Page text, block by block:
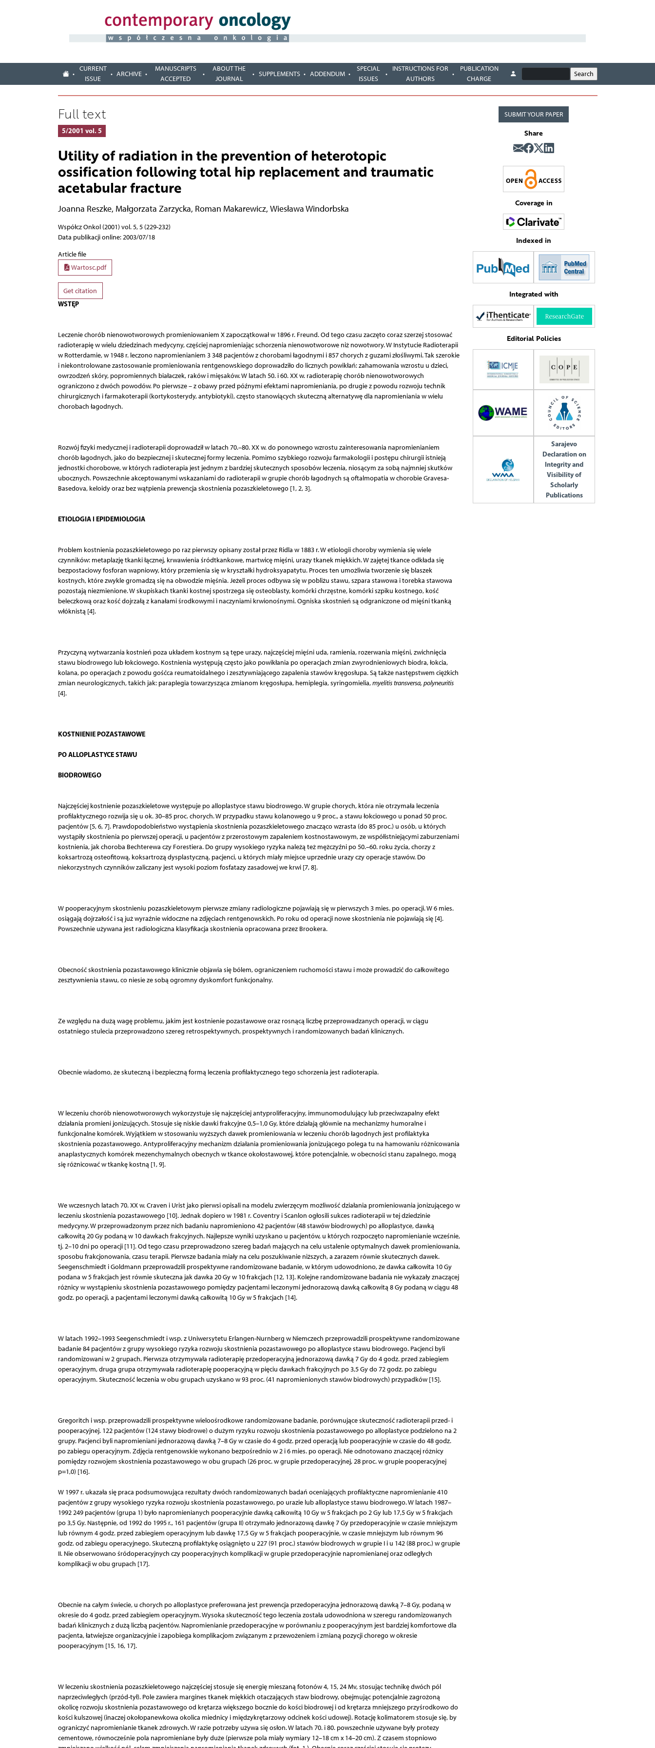
CURRENT
ISSUE
ARCHIVE
MANUSCRIPTS
ACCEPTED
ABOUT THE
JOURNAL
SUPPLEMENTS ADDENDUM
SPECIAL
ISSUES
INSTRUCTIONS FOR
AUTHORS
PUBLICATION
CHARGE
Full text
5/2001 vol. 5
Utility of radiation in the prevention of heterotopic
ossification following total hip replacement and traumatic
acetabular fracture
Joanna Reszke, Małgorzata Zarzycka, Roman Makarewicz, Wiesława Windorbska
Współcz Onkol (2001) vol. 5, 5 (229-232)
Data publikacji online: 2003/07/18
Article file
Wartosc.pdf
Get citation
WSTĘP
Leczenie chorób nienowotworowych promieniowaniem X zapoczątkował w 1896 r. Freund. Od tego czasu zaczęto coraz szerzej stosować
radioterapię w wielu dziedzinach medycyny, częściej napromieniając schorzenia nienowotworowe niż nowotwory. W Instytucie Radioterapii
w Rotterdamie, w 1948 r. leczono napromienianiem 3 348 pacjentów z chorobami łagodnymi i 857 chorych z guzami złośliwymi. Tak szerokie
i niekontrolowane zastosowanie promieniowania rentgenowskiego doprowadziło do licznych powikłań: zahamowania wzrostu u dzieci,
owrzodzeń skóry, popromiennych białaczek, raków i mięsaków. W latach 50. i 60. XX w. radioterapię chorób nienowotworowych
ograniczono z dwóch powodów. Po pierwsze – z obawy przed późnymi efektami napromieniania, po drugie z powodu rozwoju technik
chirurgicznych i farmakoterapii (kortykosterydy, antybiotyki), często stanowiących skuteczną alternatywę dla napromieniania w wielu
chorobach łagodnych.
Rozwój fizyki medycznej i radioterapii doprowadził w latach 70.–80. XX w. do ponownego wzrostu zainteresowania napromienianiem
chorób łagodnych, jako do bezpiecznej i skutecznej formy leczenia. Pomimo szybkiego rozwoju farmakologii i postępu chirurgii istnieją
jednostki chorobowe, w których radioterapia jest jednym z bardziej skutecznych sposobów leczenia, niosącym za sobą najmniej skutków
ubocznych. Powszechnie akceptowanymi wskazaniami do radioterapii w grupie chorób łagodnych są oftalmopatia w chorobie Gravesa-
Basedova, keloidy oraz bez wątpienia prewencja skostnienia pozaszkieletowego [1, 2, 3].
ETIOLOGIA I EPIDEMIOLOGIA
Problem kostnienia pozaszkieletowego po raz pierwszy opisany został przez Ridla w 1883 r. W etiologii choroby wymienia się wiele
czynników: metaplazję tkanki łącznej, krwawienia śródtkankowe, martwicę mięśni, urazy tkanek miękkich. W zajętej tkance odkłada się
bezpostaciowy fosforan wapniowy, który przemienia się w kryształki hydroksyapatytu. Proces ten umożliwia tworzenie się blaszek
kostnych, które zwykle gromadzą się na obwodzie mięśnia. Jeżeli proces odbywa się w pobliżu stawu, szpara stawowa i torebka stawowa
pozostają niezmienione. W skupiskach tkanki kostnej spostrzega się osteoblasty, komórki chrzęstne, komórki szpiku kostnego, kość
beleczkową oraz kość dojrzałą z kanałami środkowymi i naczyniami krwionośnymi. Ogniska skostnień są odgraniczone od mięśni tkanką
włóknistą [4].
Przyczyną wytwarzania kostnień poza układem kostnym są tępe urazy, najczęściej mięśni uda, ramienia, rozerwania mięśni, zwichnięcia
stawu biodrowego lub łokciowego. Kostnienia występują często jako powikłania po operacjach zmian zwyrodnieniowych biodra, łokcia,
kolana, po operacjach z powodu gośćca reumatoidalnego i zesztywniającego zapalenia stawów kręgosłupa. Są także następstwem ciężkich
zmian neurologicznych, takich jak: paraplegia towarzysząca zmianom kręgosłupa, hemiplegia, syringomielia,myelitis transversa, polyneuritis
[4].
KOSTNIENIE POZASTAWOWE
PO ALLOPLASTYCE STAWU
BIODROWEGO
Najczęściej kostnienie pozaszkieletowe występuje po alloplastyce stawu biodrowego. W grupie chorych, która nie otrzymała leczenia
profilaktycznego rozwija się u ok. 30–85 proc. chorych. W przypadku stawu kolanowego u 9 proc., a stawu łokciowego u ponad 50 proc.
pacjentów [5, 6, 7]. Prawdopodobieństwo wystąpienia skostnienia pozaszkieletowego znacząco wzrasta (do 85 proc.) u osób, u których
wystąpiły skostnienia po pierwszej operacji, u pacjentów z przerostowym zapaleniem kostnostawowym, ze współistniejącymi zaburzeniami
kostnienia, jak choroba Bechterewa czy Forestiera. Do grupy wysokiego ryzyka należą też mężczyźni po 50.–60. roku życia, chorzy z
koksartrozą osteofitową, koksartrozą dysplastyczną, pacjenci, u których miały miejsce uprzednie urazy czy operacje stawów. Do
niekorzystnych czynników zaliczany jest wysoki poziom fosfatazy zasadowej we krwi [7, 8].
W pooperacyjnym skostnieniu pozaszkieletowym pierwsze zmiany radiologiczne pojawiają się w pierwszych 3 mies. po operacji. W 6 mies.
osiągają dojrzałość i są już wyraźnie widoczne na zdjęciach rentgenowskich. Po roku od operacji nowe skostnienia nie pojawiają się [4].
Powszechnie używana jest radiologiczna klasyfikacja skostnienia opracowana przez Brookera.
Obecność skostnienia pozastawowego klinicznie objawia się bólem, ograniczeniem ruchomości stawu i może prowadzić do całkowitego
zesztywnienia stawu, co niesie ze sobą ogromny dyskomfort funkcjonalny.
Ze względu na dużą wagę problemu, jakim jest kostnienie pozastawowe oraz rosnącą liczbę przeprowadzanych operacji, w ciągu
ostatniego stulecia przeprowadzono szereg retrospektywnych, prospektywnych i randomizowanych badań klinicznych.
Obecnie wiadomo, że skuteczną i bezpieczną formą leczenia profilaktycznego tego schorzenia jest radioterapia.
W leczeniu chorób nienowotworowych wykorzystuje się najczęściej antyproliferacyjny, immunomodulujący lub przeciwzapalny efekt
działania promieni jonizujących. Stosuje się niskie dawki frakcyjne 0,5–1,0 Gy, które działają głównie na mechanizmy humoralne i
funkcjonalne komórek. Wyjątkiem w stosowaniu wyższych dawek promieniowania w leczeniu chorób łagodnych jest profilaktyka
skostnienia pozastawowego. Antyproliferacyjny mechanizm działania promieniowania jonizującego polega tu na hamowaniu różnicowania
anaplastycznych komórek mezenchymalnych obecnych w tkance okołostawowej, które potencjalnie, w obecności stanu zapalnego, mogą
się różnicować w tkankę kostną [1, 9].
We wczesnych latach 70. XX w. Craven i Urist jako pierwsi opisali na modelu zwierzęcym możliwość działania promieniowania jonizującego w
leczeniu skostnienia pozastawowego [10]. Jednak dopiero w 1981 r. Coventry i Scanlon ogłosili sukces radioterapii w tej dziedzinie
medycyny. W przeprowadzonym przez nich badaniu napromieniono 42 pacjentów (48 stawów biodrowych) po alloplastyce, dawką
całkowitą 20 Gy podaną w 10 dawkach frakcyjnych. Najlepsze wyniki uzyskano u pacjentów, u których rozpoczęto napromienianie wcześnie,
tj. 2–10 dni po operacji [11]. Od tego czasu przeprowadzono szereg badań mających na celu ustalenie optymalnych dawek promieniowania,
sposobu frakcjonowania, czasu terapii. Pierwsze badania miały na celu poszukiwanie niższych, a zarazem równie skutecznych dawek.
Seegenschmiedt i Goldmann przeprowadzili prospektywne randomizowane badanie, w którym udowodniono, że dawka całkowita 10 Gy
podana w 5 frakcjach jest równie skuteczna jak dawka 20 Gy w 10 frakcjach [12, 13]. Kolejne randomizowane badania nie wykazały znaczącej
różnicy w wystąpieniu skostnienia pozastawowego pomiędzy pacjentami leczonymi jednorazową dawką całkowitą 8 Gy podaną w ciągu 48
godz. po operacji, a pacjentami leczonymi dawką całkowitą 10 Gy w 5 frakcjach [14].
W latach 1992–1993 Seegenschmiedt i wsp. z Uniwersytetu Erlangen-Nurnberg w Niemczech przeprowadzili prospektywne randomizowane
badanie 84 pacjentów z grupy wysokiego ryzyka rozwoju skostnienia pozastawowego po alloplastyce stawu biodrowego. Pacjenci byli
randomizowani w 2 grupach. Pierwsza otrzymywała radioterapię przedoperacyjną jednorazową dawką 7 Gy do 4 godz. przed zabiegiem
operacyjnym, druga grupa otrzymywała radioterapię pooperacyjną w pięciu dawkach frakcyjnych po 3,5 Gy do 72 godz. po zabiegu
operacyjnym. Skuteczność leczenia w obu grupach uzyskano w 93 proc. (41 napromienionych stawów biodrowych) przypadków [15].
Gregoritch i wsp. przeprowadzili prospektywne wieloośrodkowe randomizowane badanie, porównujące skuteczność radioterapii przed- i
pooperacyjnej. 122 pacjentów (124 stawy biodrowe) o dużym ryzyku rozwoju skostnienia pozastawowego po alloplastyce podzielono na 2
grupy. Pacjenci byli napromieniani jednorazową dawką 7–8 Gy w czasie do 4 godz. przed operacją lub pooperacyjnie w czasie do 48 godz.
po zabiegu operacyjnym. Zdjęcia rentgenowskie wykonano bezpośrednio w 2 i 6 mies. po operacji. Nie odnotowano znaczącej różnicy
pomiędzy rozwojem skostnienia pozastawowego w obu grupach (26 proc. w grupie przedoperacyjnej, 28 proc. w grupie pooperacyjnej
p=1,0) [16].
W 1997 r. ukazała się praca podsumowująca rezultaty dwóch randomizowanych badań oceniających profilaktyczne napromienianie 410
pacjentów z grupy wysokiego ryzyka rozwoju skostnienia pozastawowego, po urazie lub alloplastyce stawu biodrowego. W latach 1987–
1992 249 pacjentów (grupa 1) było napromienianych pooperacyjnie dawką całkowitą 10 Gy w 5 frakcjach po 2 Gy lub 17,5 Gy w 5 frakcjach
po 3,5 Gy. Następnie, od 1992 do 1995 r., 161 pacjentów (grupa II) otrzymało jednorazową dawkę 7 Gy przedoperacyjnie w czasie mniejszym
lub równym 4 godz. przed zabiegiem operacyjnym lub dawkę 17,5 Gy w 5 frakcjach pooperacyjnie, w czasie mniejszym lub równym 96
godz. od zabiegu operacyjnego. Skuteczną profilaktykę osiągnięto u 227 (91 proc.) stawów biodrowych w grupie I i u 142 (88 proc.) w grupie
II. Nie obserwowano śródoperacyjnych czy pooperacyjnych komplikacji w grupie przedoperacyjnie napromienianej oraz odległych
komplikacji w obu grupach [17].
Obecnie na całym świecie, u chorych po alloplastyce preferowana jest prewencja przedoperacyjna jednorazową dawką 7–8 Gy, podaną w
okresie do 4 godz. przed zabiegiem operacyjnym. Wysoka skuteczność tego leczenia została udowodniona w szeregu randomizowanych
badań klinicznych z dużą liczbą pacjentów. Napromienianie przedoperacyjne w porównaniu z pooperacyjnym jest bardziej komfortowe dla
pacjenta, łatwiejsze organizacyjnie i zapobiega komplikacjom związanym z przewożeniem i zmianą pozycji chorego w okresie
pooperacyjnym [15, 16, 17].
W leczeniu skostnienia pozaszkieletowego najczęściej stosuje się energię mieszaną fotonów 4, 15, 24 Mv, stosując technikę dwóch pól
naprzeciwległych (przód-tył). Pole zawiera margines tkanek miękkich otaczających staw biodrowy, obejmując potencjalnie zagrożoną
okolicę rozwoju skostnienia pozastawowego od krętarza większego bocznie do kości biodrowej i od krętarza mniejszego przyśrodkowo do
kości kulszowej (inaczej okołopanewkowa okolica miednicy i międzykrętarzowy odcinek kości udowej). Rotację kolimatorem stosuje się, by
ograniczyć napromienianie tkanek zdrowych. W razie potrzeby używa się osłon. W latach 70. i 80. powszechnie używane były protezy
cementowe, równocześnie pola napromieniane były duże (pierwsze pola miały wymiary 12–18 cm x 14–20 cm). Z czasem stopniowo
SUBMIT YOUR PAPER
Share
Coverage in
Indexed in
Integrated with
Editorial Policies
Sarajevo
Declaration on
Integrity and
Visibility of
Scholarly
Publications